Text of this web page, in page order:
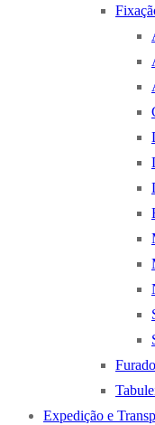
Expedição e